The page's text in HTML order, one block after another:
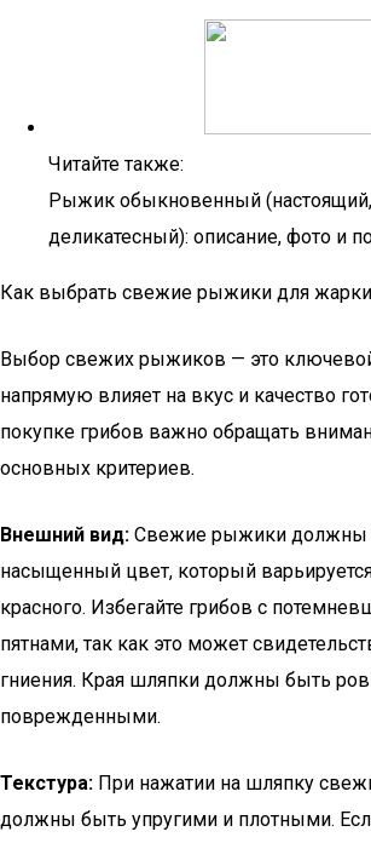
Читайте также:
Рыжик обыкновенный
деликатесный): описание, фото и
Как выбрать свежие рыжики для жарки
Выбор свежих рыжиков — это
напрямую влияет на вкус и качество
покупке грибов важно обращать
основных критериев.
Внешний вид: Свежие рыжики должны
насыщенный цвет, который
красного. Избегайте грибов с
пятнами, так как это может
гниения. Края шляпки должны быть
поврежденными.
Текстура: При нажатии на шляпку
должны быть упругими и плотными.